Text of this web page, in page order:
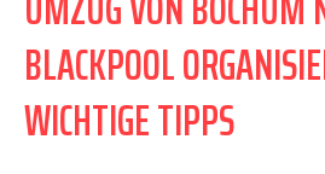
BLACKPOOL
WICHTIGE TIPPS